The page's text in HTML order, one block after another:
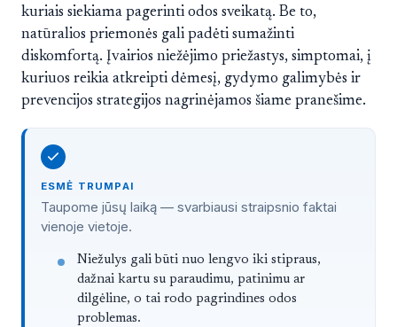
kuriais siekiama pagerinti odos sveikatą. Be to,
natūralios priemonės gali padėti sumažinti
diskomfortą. Įvairios niežėjimo priežastys, simptomai, į
kuriuos reikia atkreipti dėmesį, gydymo galimybės ir
prevencijos strategijos nagrinėjamos šiame pranešime.
ESMĖ TRUMPAI
Taupome jūsų laiką — svarbiausi straipsnio faktai
vienoje vietoje.
Straipsnis trumpai
Niežulys gali būti nuo lengvo iki stipraus,
dažnai kartu su paraudimu, patinimu ar
dilgėline, o tai rodo pagrindines odos
problemas.